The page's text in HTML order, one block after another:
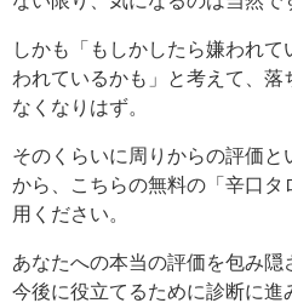
しかも「もしかしたら嫌われ
われているかも」と考えて、
なくなりはず。
そのくらいに周りからの評価と
から、こちらの無料の「辛口タ
用ください。
あなたへの本当の評価を包み隠
今後に役立てるために診断に進